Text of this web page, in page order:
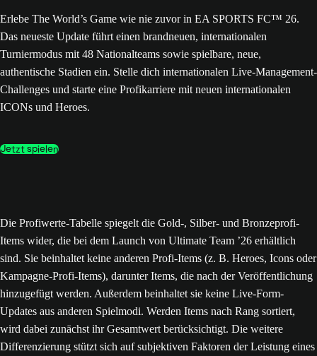
Erlebe The World’s Game wie nie zuvor in EA SPORTS FC™ 26.
Das neueste Update führt einen brandneuen, internationalen
Turniermodus mit 48 Nationalteams sowie spielbare, neue,
authentische Stadien ein. Stelle dich internationalen Live-Management-
Challenges und starte eine Profikarriere mit neuen internationalen
ICONs und Heroes.
Jetzt spielen
Die Profiwerte-Tabelle spiegelt die Gold-, Silber- und Bronzeprofi-
Items wider, die bei dem Launch von Ultimate Team ’26 erhältlich
sind. Sie beinhaltet keine anderen Profi-Items (z. B. Heroes, Icons oder
Kampagne-Profi-Items), darunter Items, die nach der Veröffentlichung
hinzugefügt werden. Außerdem beinhaltet sie keine Live-Form-
Updates aus anderen Spielmodi. Werden Items nach Rang sortiert,
wird dabei zunächst ihr Gesamtwert berücksichtigt. Die weitere
Differenzierung stützt sich auf subjektiven Faktoren der Leistung eines